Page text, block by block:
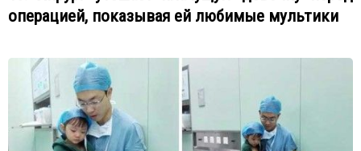
операцией, показывая ей любимые мультики